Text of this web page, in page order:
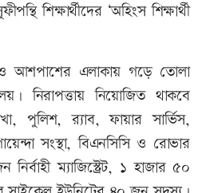
শিক্ষার্থীদের ‘অহিংস শিক্ষার্থী
ও আশপাশের এলাকায় গড়ে তোলা
নিরাপত্তায় নিয়োজিত থাকবে
পুলিশ, র‍্যাব, ফায়ার সার্ভিস,
সংস্থা, বিএনসিসি ও রোভার
ম্যাজিস্ট্রেট, ১ হাজার ৫০